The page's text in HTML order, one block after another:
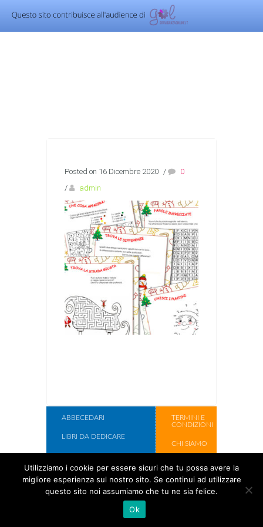
Posted on 16 Dicembre 2020 /
0
/
admin
ABBECEDARI
LIBRI DA DEDICARE
LIBRI DA ILLUSTRARE
SCATOLE REGALO
TERMINI E
CONDIZIONI
CHI SIAMO
Copyright Cose
Utilizziamo i cookie per essere sicuri che tu possa avere la
migliore esperienza sul nostro sito. Se continui ad utilizzare
questo sito noi assumiamo che tu ne sia felice.
Ok